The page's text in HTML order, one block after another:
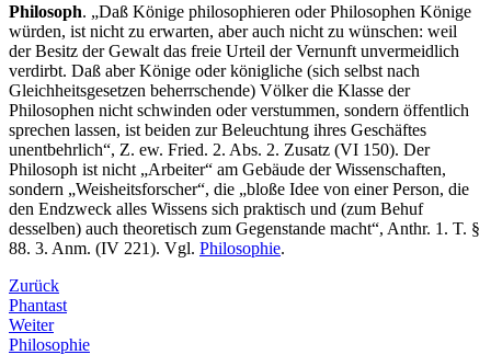
Philosoph. „Daß Könige philosophieren oder Philosophen Könige
würden, ist nicht zu erwarten, aber auch nicht zu wünschen: weil
der Besitz der Gewalt das freie Urteil der Vernunft unvermeidlich
verdirbt. Daß aber Könige oder königliche (sich selbst nach
Gleichheitsgesetzen beherrschende) Völker die Klasse der
Philosophen nicht schwinden oder verstummen, sondern öffentlich
sprechen lassen, ist beiden zur Beleuchtung ihres Geschäftes
unentbehrlich“, Z. ew. Fried. 2. Abs. 2. Zusatz (VI 150). Der
Philosoph ist nicht „Arbeiter“ am Gebäude der Wissenschaften,
sondern „Weisheitsforscher“, die „bloße Idee von einer Person, die
den Endzweck alles Wissens sich praktisch und (zum Behuf
desselben) auch theoretisch zum Gegenstande macht“, Anthr. 1. T. §
88. 3. Anm. (IV 221). Vgl. Philosophie.
Zurück
Phantast
Weiter
Philosophie